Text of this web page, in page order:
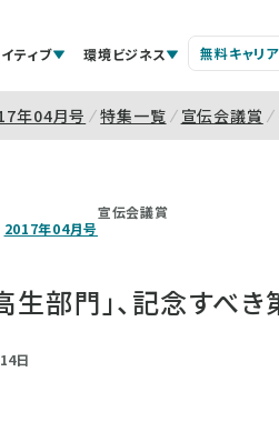
ティブ 環境ビジネス 無料キャリ
年04月号 特集一覧 宣伝会議賞
2017年04月号
宣伝会議賞
生部門」、記念すべ
日